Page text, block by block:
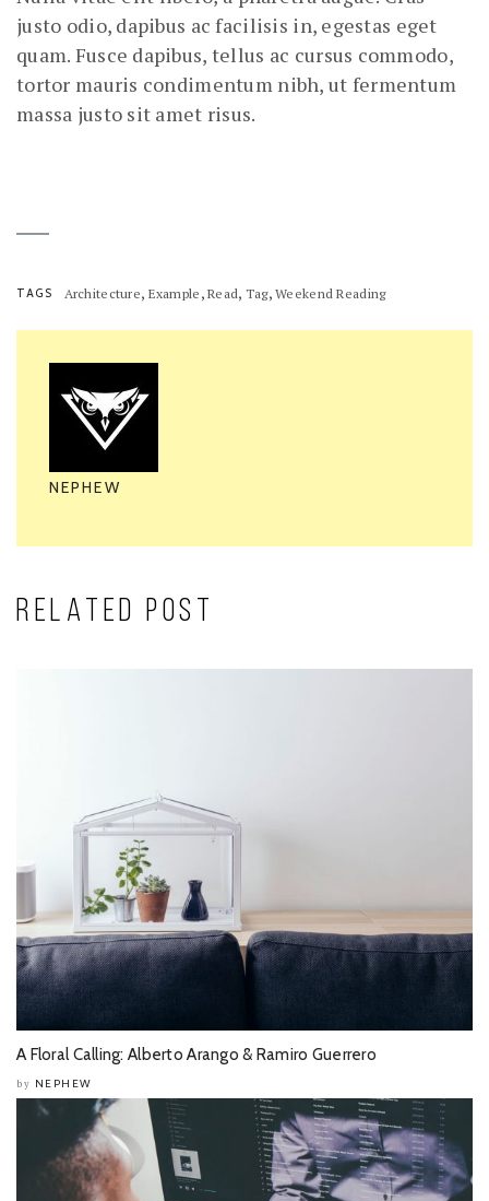
justo odio, dapibus ac facilisis in, egestas eget
quam. Fusce dapibus, tellus ac cursus commodo,
tortor mauris condimentum nibh, ut fermentum
massa justo sit amet risus.
TAGS Architecture, Example ,Read, Tag,Weekend Reading
NEPHEW
RELATED POST
A Floral Calling: Alberto Arango & Ramiro Guerrero
by NEPHEW